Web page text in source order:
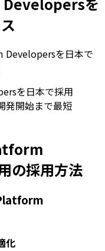
Developersを日本で
を日本で採用
発開始まで最短
の採用方法
化